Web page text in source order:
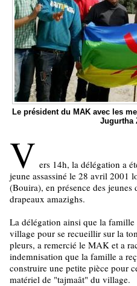
Le président du MAK avec les
Jugurtha
V ers 14h, la délégation a
jeune assassiné le 28 avril 2001
(Bouira), en présence des
drapeaux amazighs.
La délégation ainsi que la
village pour se recueillir sur la
pleurs, a remercié le MAK et a
indemnisation que la famille a
construire une petite pièce pour
matériel de "tajmaât" du village.